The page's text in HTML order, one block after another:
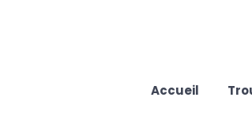
Accueil